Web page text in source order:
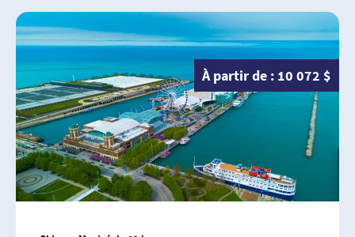
À partir de : 10 072 $